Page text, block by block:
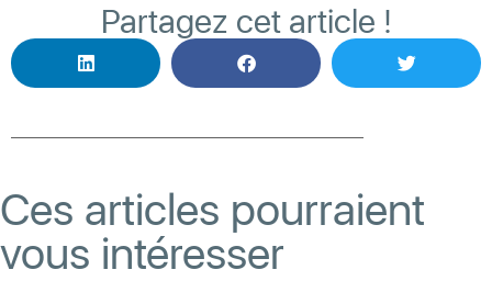
Partagez cet article !
Ces articles pourraient
vous intéresser